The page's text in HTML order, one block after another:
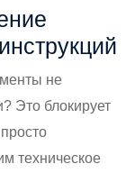
не
Это блокирует
техническое